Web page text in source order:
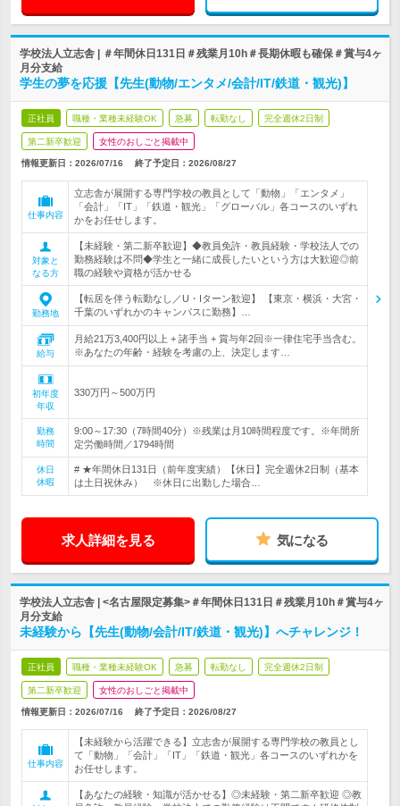
学校法人立志舎 | ＃年間休日131日＃残業月10h＃長期休暇も確保＃賞与4ヶ
月分支給
学生の夢を応援【先生(動物/エンタメ/会計/IT/鉄道・観光)】
正社員 職種・業種未経験OK 急募 転勤なし 完全週休2日制
第二新卒歓迎 女性のおしごと掲載中
情報更新日：2026/07/16 終了予定日： 2026/08/27
仕事内容
立志舎が展開する専門学校の教員として「動物」「エンタメ」
「会計」「IT」「鉄道・観光」「グローバル」各コースのいずれ
かをお任せします。
対象と
なる方
【未経験・第二新卒歓迎】◆教員免許・教員経験・学校法人での
勤務経験は不問◆学生と一緒に成長したいという方は大歓迎◎前
職の経験や資格が活かせる
勤務地
【転居を伴う転勤なし／U・Iターン歓迎】 【東京・横浜・大宮・
千葉のいずれかのキャンパスに勤務】…
給与
月給21万3,400円以上 + 諸手当 + 賞与年2回※一律住宅手当含む。
※あなたの年齢・経験を考慮の上、決定します…
初年度
年収
330万円～500万円
勤務
時間
9:00～17:30（7時間40分）※残業は月10時間程度です。※年間所
定労働時間／1794時間
休日
休暇
# ★年間休日131日（前年度実績）【休日】完全週休2日制（基本
は土日祝休み） ※休日に出勤した場合…
求人詳細を見る 気になる
学校法人立志舎 | <名古屋限定募集>＃年間休日131日＃残業月10h＃賞与4ヶ
月分支給
未経験から【先生(動物/会計/IT/鉄道・観光)】へチャレンジ！
正社員 職種・業種未経験OK 急募 転勤なし 完全週休2日制
第二新卒歓迎 女性のおしごと掲載中
情報更新日：2026/07/16 終了予定日： 2026/08/27
仕事内容
【未経験から活躍できる】立志舎が展開する専門学校の教員とし
て「動物」「会計」「IT」「鉄道・観光」各コースのいずれかを
お任せします。
【あなたの経験・知識が活かせる】◎未経験・第二新卒歓迎 ◎教